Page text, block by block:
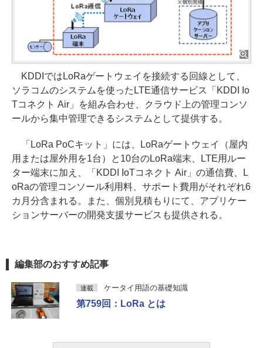
KDDIではLoRaゲートウェイを接続する回線として、
ソラコムのシステムを使ったLTE通信サービス「KDDI Io
Tコネクト Air」を組み合わせ、クラウド上の管理コンソ
ールから集中管理できるシステムとして提供する。
「LoRa PoCキット」には、LoRaゲートウェイ（屋内
用または屋外用を1台）と10台のLoRa端末、LTE用ルー
ター端末に加え、「KDDI IoTコネクト Air」の通信費、L
oRaの管理コンソール利用料、サポート費用がそれぞれ6
カ月分含まれる。また、個別見積もりにて、アプリケー
ションサーバーの開発支援サービスも提供される。
編集部のおすすめ記事
連載 ケータイ用語の基礎知識
第759回：LoRa とは